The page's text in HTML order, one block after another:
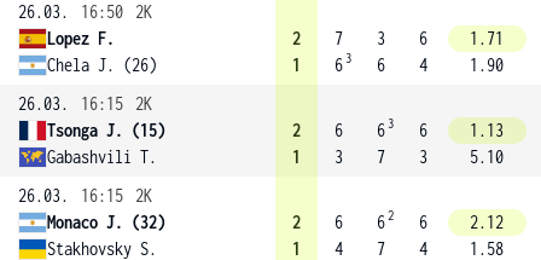
26.03.
16:50
2K
Lopez F.
Chela J. (26)
2
1
7
6 3
3
6
6
4
1.71
1.90
26.03.
16:15
2K
Tsonga J. (15)
Gabashvili T.
2
1
6
3
6 3
7
6
3
1.13
5.10
26.03.
16:15
2K
Monaco J. (32)
Stakhovsky S.
2
1
6
4
62
7
6
4
2.12
1.58